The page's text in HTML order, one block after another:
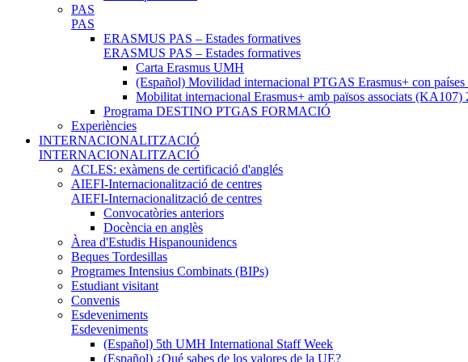
PAS
PAS
ERASMUS PAS – Estades formatives
ERASMUS PAS – Estades formatives
Carta Erasmus UMH
(Español) Movilidad internacional PTGAS Erasmus+ con
Mobilitat internacional Erasmus+ amb països associats (KA107)
Programa DESTINO PTGAS FORMACIÓ
Experiències
INTERNACIONALITZACIÓ
INTERNACIONALITZACIÓ
ACLES: exàmens de certificació d'anglés
AIEFI-Internacionalització de centres
AIEFI-Internacionalització de centres
Convocatòries anteriors
Docència en anglès
Àrea d'Estudis Hispanounidencs
Beques Tordesillas
Programes Intensius Combinats (BIPs)
Estudiant visitant
Convenis
Esdeveniments
Esdeveniments
(Español) 5th UMH International Staff Week
(Español) ¿Qué sabes de los valores de la UE?